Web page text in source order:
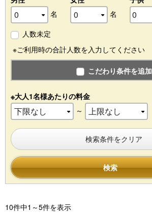
名
名
人数未定
※ご利用時の合計人数を入力してください
こだわり条件を追加
※大人1名様あたりの料金
～
検索条件をクリア
検索
10件中1～5件を表示